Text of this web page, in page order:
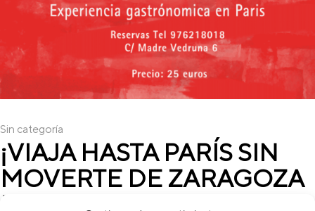
Sin categoría
¡VIAJA HASTA PARÍS SIN
MOVERTE DE ZARAGOZA
EN LA BOCCA!